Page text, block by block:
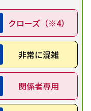
クローズ（※4）
非常に混雑
関係者専用